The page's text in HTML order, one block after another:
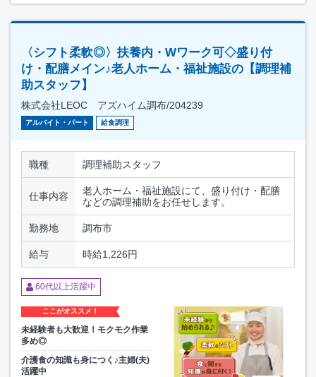
〈シフト柔軟◎〉扶養内・Wワーク可◇盛り付
け・配膳メイン♪老人ホーム・福祉施設の【調理補
助スタッフ】
株式会社LEOC アズハイム調布/204239
アルバイト・パート 給食調理
職種 調理補助スタッフ
仕事内容
老人ホーム・福祉施設にて、盛り付け・配膳
などの調理補助をお任せします。
勤務地 調布市
給与 時給1,226円
60代以上活躍中
ここがオススメ！
未経験者も大歓迎！モクモク作業
多め◎
介護食の知識も身につく♪主婦(夫)
活躍中